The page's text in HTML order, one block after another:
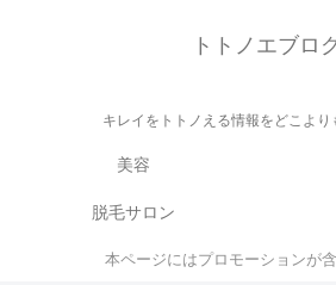
トトノエブロ
キレイをトトノえる情報をどこより
美容
脱毛サロン
本ページにはプロモーションが